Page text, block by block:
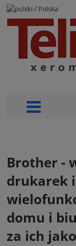
Brother -
drukarek
domu i
za ich